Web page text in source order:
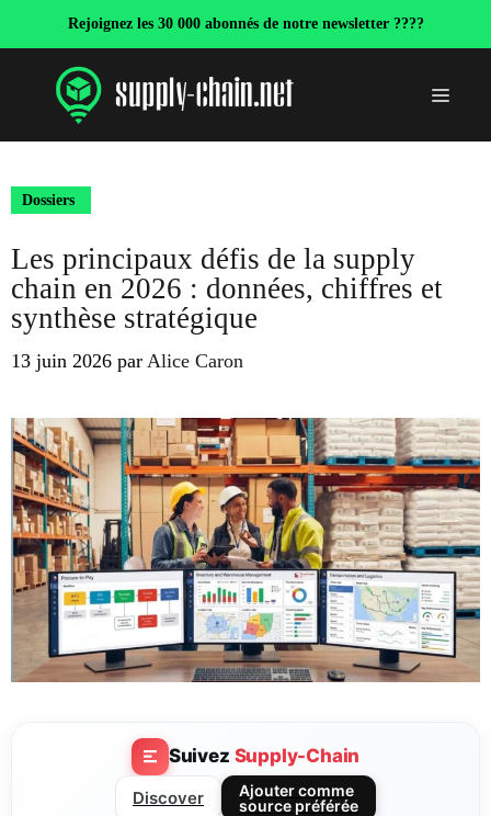
Rejoignez les 30 000 abonnés de notre newsletter ????
Menu
Dossiers
Les principaux défis de la supply
chain en 2026 : données, chiffres et
synthèse stratégique
13 juin 2026 par Alice Caron
Suivez Supply-Chain
Discover
Ajouter comme
source préférée